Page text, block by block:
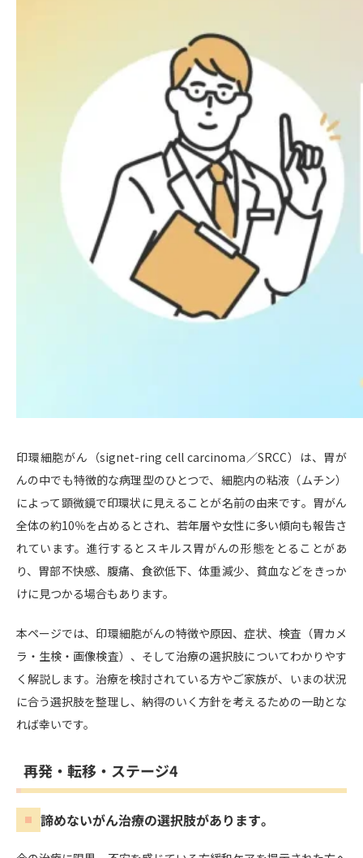
印環細胞がん（signet-ring cell carcinoma／SRCC）は、胃が
んの中でも特徴的な病理型のひとつで、細胞内の粘液（ムチン）
によって顕微鏡で印環状に見えることが名前の由来です。胃がん
全体の約10％を占めるとされ、若年層や女性に多い傾向も報告さ
れています。進行するとスキルス胃がんの形態をとることがあ
り、胃部不快感、腹痛、食欲低下、体重減少、貧血などをきっか
けに見つかる場合もあります。
本ページでは、印環細胞がんの特徴や原因、症状、検査（胃カメ
ラ・生検・画像検査）、そして治療の選択肢についてわかりやす
く解説します。治療を検討されている方やご家族が、いまの状況
に合う選択肢を整理し、納得のいく方針を考えるための一助とな
れば幸いです。
再発・転移・ステージ4
諦めないがん治療の選択肢があります。